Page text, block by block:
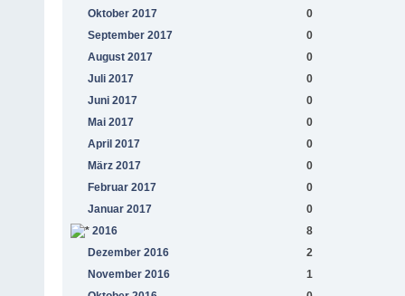
Oktober 2017
0
September 2017
0
August 2017
0
Juli 2017
0
Juni 2017
0
Mai 2017
0
April 2017
0
März 2017
0
Februar 2017
0
Januar 2017
0
2016
8
Dezember 2016
2
November 2016
1